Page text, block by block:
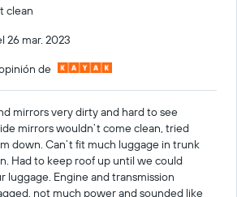
clean
26 mar. 2023
de
mirrors very dirty and hard to see
mirrors wouldn’t come clean, tried
down. Can’t fit much luggage in trunk
Had to keep roof up until we could
luggage. Engine and transmission
not much power and sounded like